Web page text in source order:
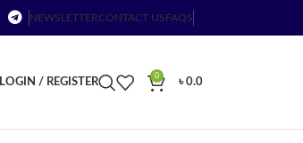
NEWSLETTERCONTACT USFAQS
LOGIN / REGISTER
0
৳0.0